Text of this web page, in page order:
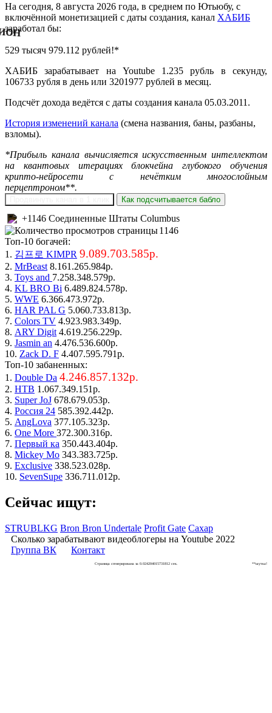
На сегодня, 8 августа 2026 года, в среднем по Ютьюбу, с
включённой монетизацией с даты создания, канал ХАБИБ
заработал бы:
529 тысяч 979.235 рублей!*
ХАБИБ зарабатывает на Youtube 1.235 рубль в секунду,
106733 рубля в день или 3201977 рублей в месяц.
Подсчёт дохода ведётся с даты создания канала 05.03.2011.
История изменений канала (смена названия, баны, разбаны,
взломы).
*Прибыль канала вычисляется искусственным интеллектом
на квантовых итерациях блокчейна глубокого обучения
крипто-нейросети с нечётким многослойным
перцептроном**.
Как подсчитывается бабло
+1146 Соединенные Штаты Columbus
1146
Топ-10 богачей:
1. 김프로 KIMPR 9.089.703.585р.
2. MrBeast 8.161.265.984р.
3. Toys and 7.258.348.579р.
4. KL BRO Bi 6.489.824.578р.
5. WWE 6.366.473.972р.
6. HAR PAL G 5.060.733.813р.
7. Colors TV 4.923.983.349р.
8. ARY Digit 4.619.256.229р.
9. Jasmin an 4.476.536.600р.
10. Zack D. F 4.407.595.791р.
Топ-10 забаненных:
1. Double Da 4.246.857.132р.
2. НТВ 1.067.349.151р.
3. Super JoJ 678.679.053р.
4. Россия 24 585.392.442р.
5. AngLova 377.105.323р.
6. One More 372.300.316р.
7. Первый ка 350.443.404р.
8. Mickey Mo 343.383.725р.
9. Exclusive 338.523.028р.
10. SevenSupe 336.711.012р.
Сейчас ищут:
STRUBLKG Bron Bron Undertale Profit Gate Сахар
Сколько зарабатывают видеоблогеры на Youtube 2022
Группа ВК
Контакт
Страница сгенерирована за 0.024204015731812 сек. **шутка!